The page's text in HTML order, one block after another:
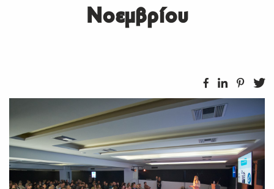
Νοεμβρίου